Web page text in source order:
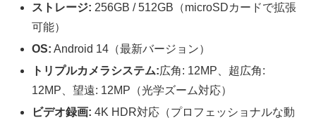
ストレージ: 256GB / 512GB（microSDカードで拡張
可能）
OS: Android 14（最新バージョン）
トリプルカメラシステム:広角: 12MP、超広角:
12MP、望遠: 12MP（光学ズーム対応）
ビデオ録画: 4K HDR対応（プロフェッショナルな動